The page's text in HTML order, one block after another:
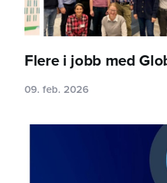
Flere i jobb med
09. feb. 2026